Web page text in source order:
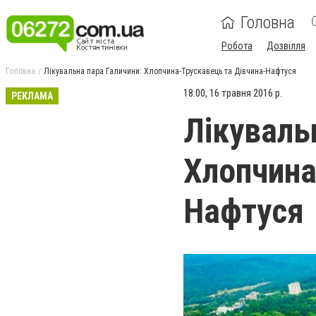
Головна
Робота Дозвілля
Головна Лікувальна пара Галичини: Хлопчина-Трускавець та Дівчина-Нафтуся
РЕКЛАМА 18:00, 16 травня 2016 р.
Нафтуся